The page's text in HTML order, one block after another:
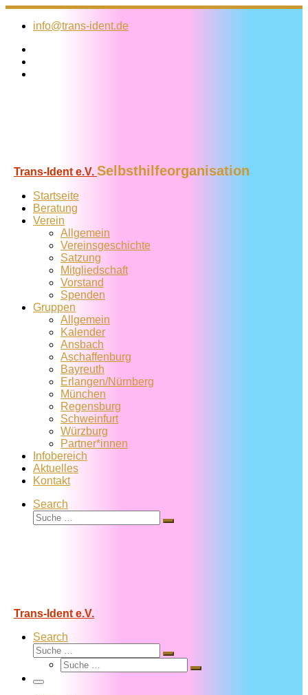
Zum
Inhalt
info@trans-ident.de
Trans-Ident e.V. Selbsthilfeorganisation
Startseite
Beratung
Verein
Allgemein
Vereins­geschichte
Satzung
Mitglied­schaft
Vorstand
Spenden
Gruppen
Allgemein
Kalender
Ansbach
Aschaffenburg
Bayreuth
Erlangen/Nürnberg
München
Regensburg
Schweinfurt
Würzburg
Partner*innen
Infobereich
Aktuelles
Kontakt
Search
Suche
Suche
Trans-Ident e.V.
Search
Suche
Suche
Suche
Suche
Menü